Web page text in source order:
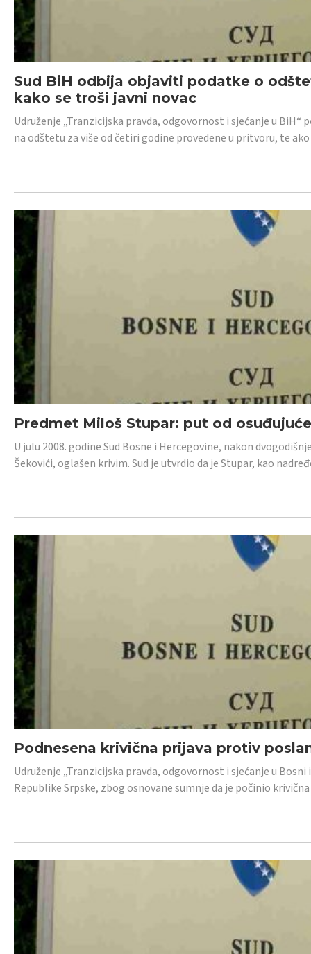
Sud BiH odbija objaviti podatke o
kako se troši javni novac
Udruženje „Tranzicijska pravda, odgovornost i sjećanje u
na odštetu za više od četiri godine provedene u pritvoru, te
Predmet Miloš Stupar: put od
U julu 2008. godine Sud Bosne i Hercegovine, nakon
Šekovići, oglašen krivim. Sud je utvrdio da je Stupar, kao
Podnesena krivična prijava protiv
Udruženje „Tranzicijska pravda, odgovornost i sjećanje u
Republike Srpske, zbog osnovane sumnje da je počinio